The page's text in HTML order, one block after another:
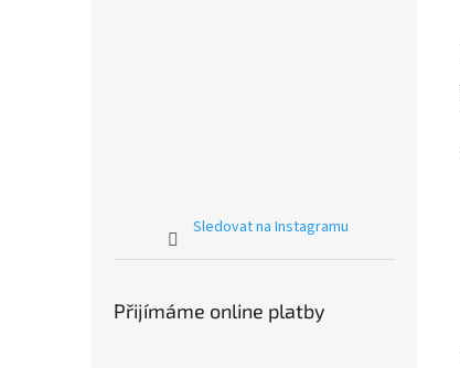
Sledovat na Instagramu
Přijímáme online platby